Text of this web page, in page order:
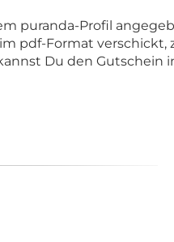
puranda-Profil
pdf-Format verschickt,
Du den Gutschein